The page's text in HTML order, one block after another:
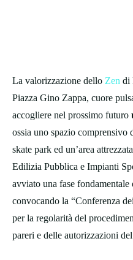
La valorizzazione dello Zen di
Piazza Gino Zappa, cuore
accogliere nel prossimo futuro
ossia uno spazio comprensivo
skate park ed un’area
Edilizia Pubblica e Impianti
avviato una fase
convocando la “Conferenza
per la regolarità del
pareri e delle autorizzazioni del